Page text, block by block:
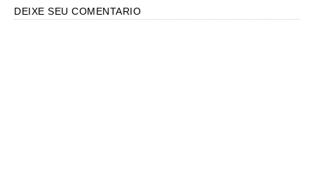
DEIXE SEU COMENTARIO